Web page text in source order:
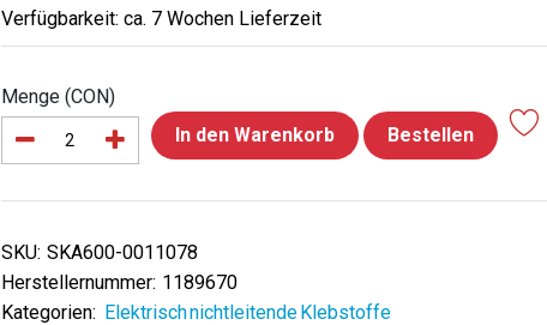
Verfügbarkeit: ca. 7 Wochen Lieferzeit
Menge (CON)
In den Warenkorb
Bestellen
SKU: SKA600-0011078
Herstellernummer: 1189670
Kategorien: Elektrisch nichtleitende Klebstoffe